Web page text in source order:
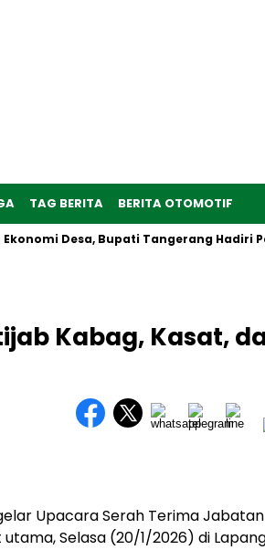
TAG BERITA BERITA OTOMOTIF
Desa, Bupati Tangerang Hadiri
Kabag, Kasat,
Upacara Serah Terima Jabatan
Selasa (20/1/2026) di